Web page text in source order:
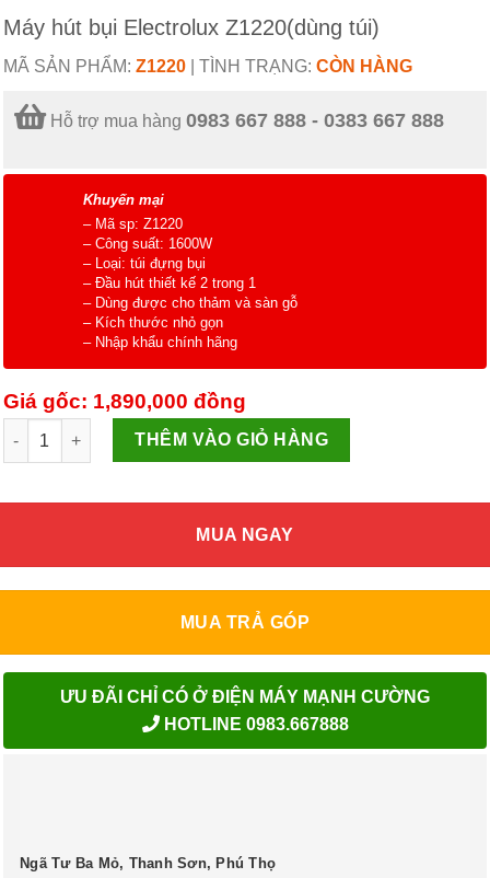
Máy hút bụi Electrolux Z1220(dùng túi)
MÃ SẢN PHẨM: Z1220 TÌNH TRẠNG: CÒN HÀNG
Hỗ trợ mua hàng 0983 667 888 - 0383 667 888
Khuyến mại
– Mã sp: Z1220
– Công suất: 1600W
– Loại: túi đựng bụi
– Đầu hút thiết kế 2 trong 1
– Dùng được cho thảm và sàn gỗ
– Kích thước nhỏ gọn
– Nhập khẩu chính hãng
Giá gốc: 1,890,000 đồng
Máy hút bụi Electrolux Z1220(dùng túi) số lượng
THÊM VÀO GIỎ HÀNG
MUA NGAY
MUA TRẢ GÓP
ƯU ĐÃI CHỈ CÓ Ở ĐIỆN MÁY MẠNH CƯỜNG
HOTLINE 0983.667888
Ngã Tư Ba Mỏ, Thanh Sơn, Phú Thọ